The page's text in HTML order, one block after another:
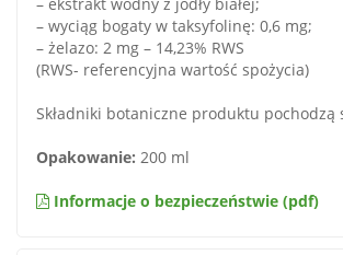
– wyciąg bogaty w taksyfolinę: 0,6 mg;
– żelazo: 2 mg – 14,23% RWS
(RWS- referencyjna wartość spożycia)
Składniki botaniczne produktu pochodzą
Opakowanie: 200 ml
Informacje o bezpieczeństwie (pdf)